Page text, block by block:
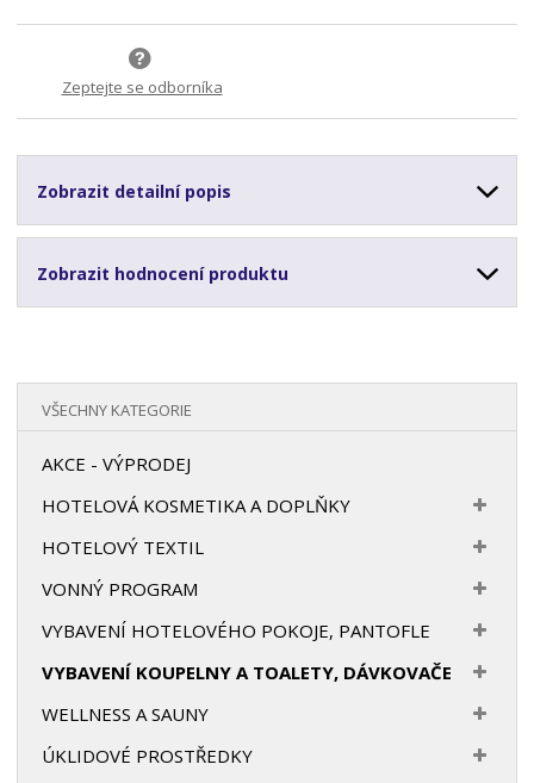
Zeptejte se odborníka
Zobrazit detailní popis
Zobrazit hodnocení produktu
VŠECHNY KATEGORIE
AKCE - VÝPRODEJ
HOTELOVÁ KOSMETIKA A DOPLŇKY
HOTELOVÝ TEXTIL
VONNÝ PROGRAM
VYBAVENÍ HOTELOVÉHO POKOJE, PANTOFLE
VYBAVENÍ KOUPELNY A TOALETY, DÁVKOVAČE
WELLNESS A SAUNY
ÚKLIDOVÉ PROSTŘEDKY